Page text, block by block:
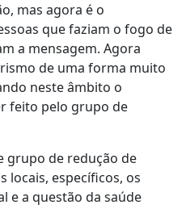
mas agora é o
que faziam o fogo de
a mensagem. Agora
de uma forma muito
neste âmbito o
feito pelo grupo de
grupo de redução de
locais, específicos, os
e a questão da saúde